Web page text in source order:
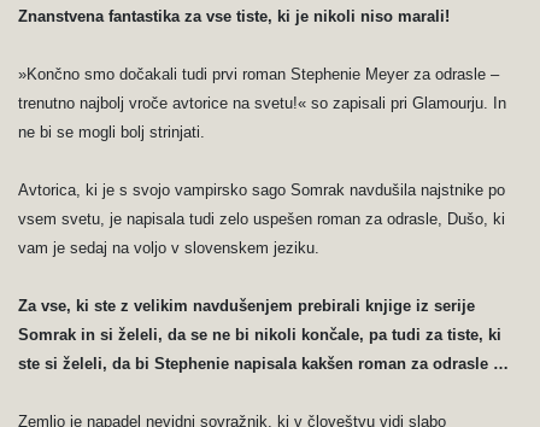
Znanstvena fantastika za vse tiste, ki je nikoli niso marali!
»Končno smo dočakali tudi prvi roman Stephenie Meyer za odrasle –
trenutno najbolj vroče avtorice na svetu!« so zapisali pri Glamourju. In
ne bi se mogli bolj strinjati.
Avtorica, ki je s svojo vampirsko sago Somrak navdušila najstnike po
vsem svetu, je napisala tudi zelo uspešen roman za odrasle, Dušo, ki
vam je sedaj na voljo v slovenskem jeziku.
Za vse, ki ste z velikim navdušenjem prebirali knjige iz serije
Somrak in si želeli, da se ne bi nikoli končale, pa tudi za tiste, ki
ste si želeli, da bi Stephenie napisala kakšen roman za odrasle …
Zemljo je napadel nevidni sovražnik, ki v človeštvu vidi slabo